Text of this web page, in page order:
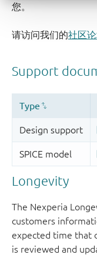
您。
请访问我们的社区
Longevity
The Nexperia
customers
expected time that
is reviewed and